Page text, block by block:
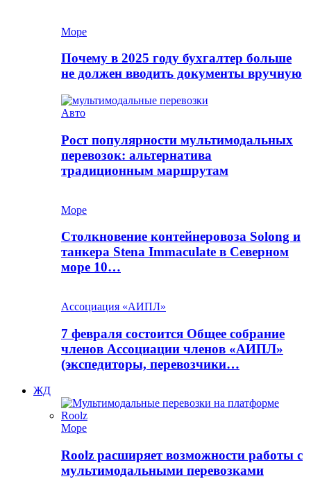
Море
Почему в 2025 году бухгалтер больше
не должен вводить документы вручную
Авто
Рост популярности мультимодальных
перевозок: альтернатива
традиционным маршрутам
Море
Столкновение контейнеровоза Solong и
танкера Stena Immaculate в Северном
море 10…
Ассоциация «АИПЛ»
7 февраля состоится Общее собрание
членов Ассоциации членов «АИПЛ»
(экспедиторы, перевозчики…
ЖД
Море
Roolz расширяет возможности работы с
мультимодальными перевозками